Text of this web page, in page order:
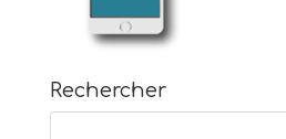
Rechercher